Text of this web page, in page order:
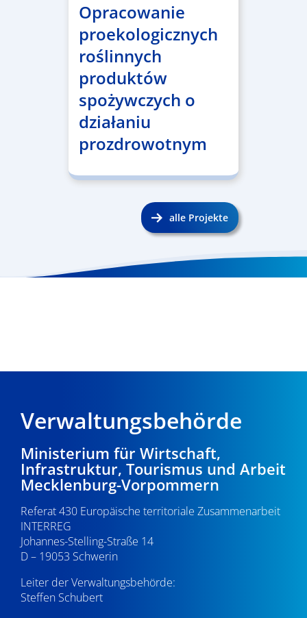
Opracowanie
proekologicznych
roślinnych
produktów
spożywczych o
działaniu
prozdrowotnym
alle Projekte
Verwaltungsbehörde
Ministerium für Wirtschaft,
Infrastruktur, Tourismus und Arbeit
Mecklenburg-Vorpommern
Referat 430 Europäische territoriale Zusammenarbeit
INTERREG
Johannes-Stelling-Straße 14
D – 19053 Schwerin
Leiter der Verwaltungsbehörde:
Steffen Schubert